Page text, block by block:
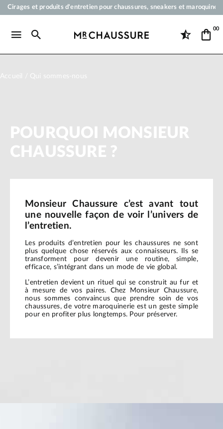
Votre commande sera expédiée en 24 heures ouvrées
Livraison offerte dès 50 €
00
Accueil Qui sommes-nous
POURQUOI MONSIEUR
CHAUSSURE ?
Monsieur Chaussure c’est avant tout
une nouvelle façon de voir l’univers de
l’entretien.
Les produits d’entretien pour les chaussures ne sont
plus quelque chose réservés aux connaisseurs. Ils se
transforment pour devenir une routine, simple,
efficace, s’intégrant dans un mode de vie global.
L’entretien devient un rituel qui se construit au fur et
à mesure de vos paires. Chez Monsieur Chaussure,
nous sommes convaincus que prendre soin de vos
chaussures, de votre maroquinerie est un geste simple
pour en profiter plus longtemps. Pour préserver.